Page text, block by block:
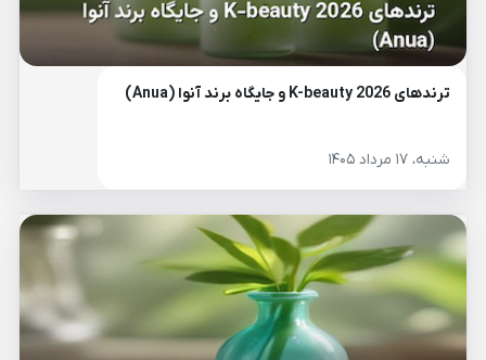
ترندهای K-beauty 2026 و جایگاه برند آنوا (Anua)
شنبه، ۱۷ مرداد ۱۴۰۵